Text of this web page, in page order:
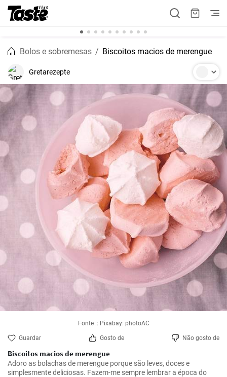
Bolos e sobremesas Biscoitos macios de merengue
Gretarezepte
Fonte :: Pixabay: photoAC
Guardar Gosto de Não gosto de
Biscoitos macios de merengue
Adoro as bolachas de merengue porque são leves, doces e
simplesmente deliciosas. Fazem-me sempre lembrar a época do